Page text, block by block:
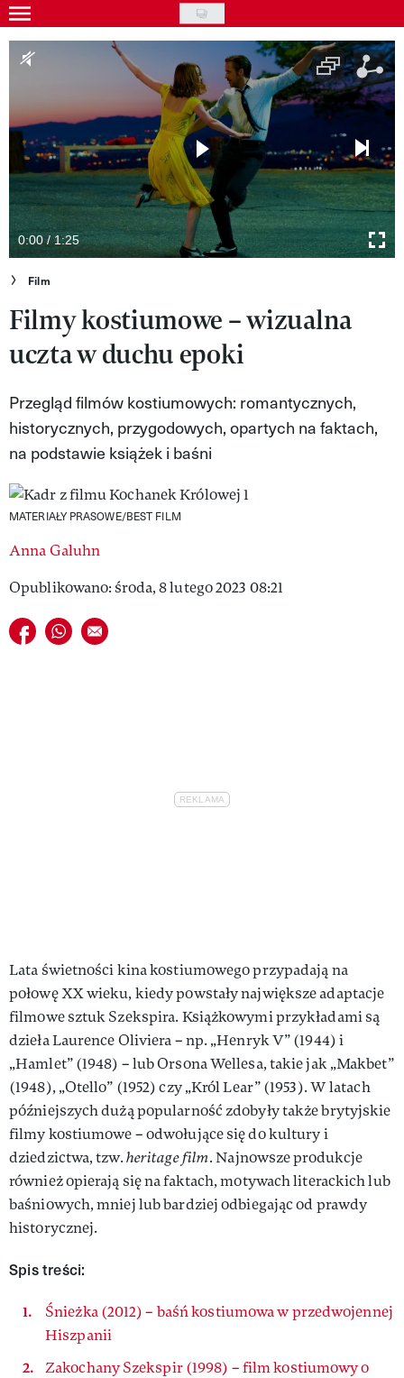
Skip
to
main
Gwiazdy
Moda
Uroda
Styl życia
Kultura
Wideo
Nasze akcje
VIVA!ART
VIVA!LIFESTYLE
VIVA!MAN
VIVA!PEOPLE POWER
0:00 / 1:25
Film
Filmy kostiumowe – wizualna
uczta w duchu epoki
Przegląd filmów kostiumowych: romantycznych,
historycznych, przygodowych, opartych na faktach,
na podstawie książek i baśni
MATERIAŁY PRASOWE/BEST FILM
Anna Galuhn
Opublikowano: środa, 8 lutego 2023 08:21
Udostępnij na facebook
Udostępnij na whatsapp
E-mail do przyjaciela
Lata świetności kina kostiumowego przypadają na
połowę XX wieku, kiedy powstały największe adaptacje
filmowe sztuk Szekspira. Książkowymi przykładami są
dzieła Laurence Oliviera – np. „Henryk V” (1944) i
„Hamlet” (1948) – lub Orsona Wellesa, takie jak „Makbet”
(1948), „Otello” (1952) czy „Król Lear” (1953). W latach
późniejszych dużą popularność zdobyły także brytyjskie
filmy kostiumowe – odwołujące się do kultury i
dziedzictwa, tzw.heritage film. Najnowsze produkcje
również opierają się na faktach, motywach literackich lub
baśniowych, mniej lub bardziej odbiegając od prawdy
historycznej.
Spis treści:
Śnieżka (2012) – baśń kostiumowa w przedwojennej
Hiszpanii
Zakochany Szekspir (1998) – film kostiumowy o